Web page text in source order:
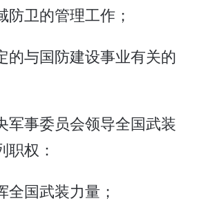
卫的管理工作；
的与国防建设事业有关的
事委员会领导全国武装
职权：
全国武装力量；